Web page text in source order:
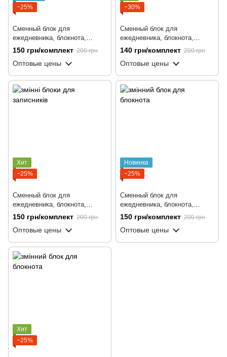
−25%
Сменный блок для
ежедневника, блокнота,
софтбука, А5, 100 листов,
клетка с полем для даты
150 грн/комплект 200 грн
Оптовые цены
−30%
Сменный блок для
ежедневника, блокнота,
софтбука, А5, 100 листов,
линия с полем для даты
140 грн/комплект 200 грн
Оптовые цены
Хит
−25%
Сменный блок для
ежедневника, блокнота,
софтбука, А5, 100 листов,
линия с полем для даты
150 грн/комплект 200 грн
Оптовые цены
Новинка
−25%
Сменный блок для
ежедневника, блокнота,
софтбука, А5, 100 листов,
ежедневник
150 грн/комплект 200 грн
Оптовые цены
Хит
−25%